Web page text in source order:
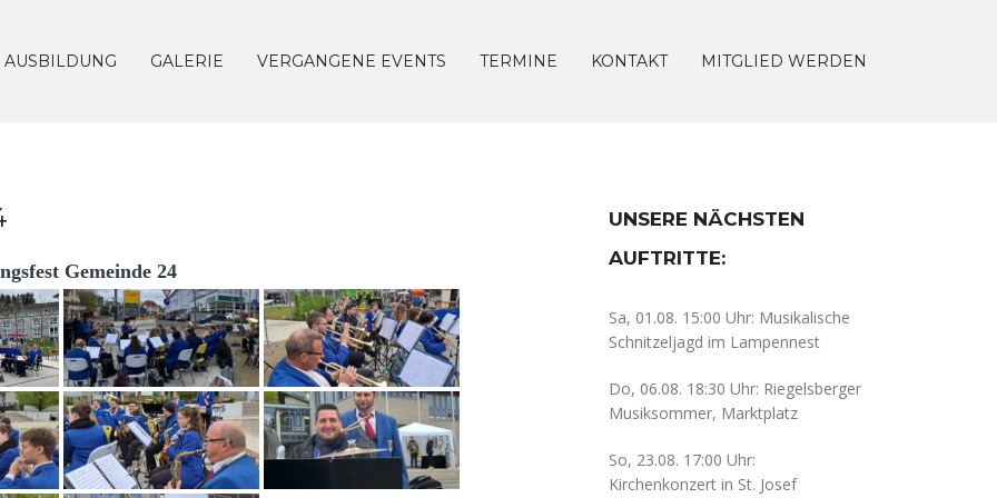
AUSBILDUNG GALERIE VERGANGENE EVENTS TERMINE KONTAKT MITGLIED WERDEN
Gemeinde 24
UNSERE NÄCHSTEN
AUFTRITTE:
Sa, 01.08. 15:00 Uhr: Musikalische
Schnitzeljagd im Lampennest
Do, 06.08. 18:30 Uhr: Riegelsberger
Musiksommer, Marktplatz
So, 23.08. 17:00 Uhr:
Kirchenkonzert in St. Josef